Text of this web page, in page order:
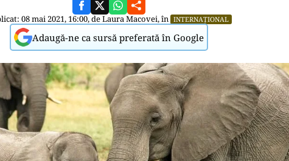
08 mai 2021, 16:00, deLaura Macovei, în INTERNAȚIONAL
Adaugă-ne ca sursă preferată în Google